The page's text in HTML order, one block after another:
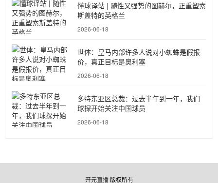
懂球译站 | 随性又强势的图赫尔，正重塑索
斯盖特的英格兰
2026-06-18
世体：皇马内部许多人说对小蜘蛛是假报
价，真正目标是奥利塞
2026-06-18
多特东亚区总裁：过去半年到一年，我们
球探开始关注中国球员
2026-06-18
开元直播版权所有